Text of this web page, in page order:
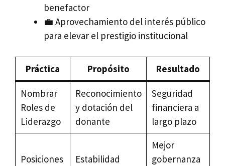
benefactor
💼 Aprovechamiento del interés público
para elevar el prestigio institucional
Práctica Propósito Resultado
Nombrar
Roles de
Liderazgo
Reconocimiento
y dotación del
donante
Seguridad
financiera a
largo plazo
Posiciones
Estabilidad
Mejor
gobernanza